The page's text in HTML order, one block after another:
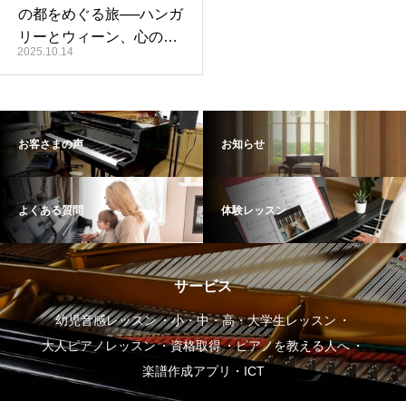
の都をめぐる旅──ハンガ
リーとウィーン、心のふ
るさとへ
2025.10.14
お客さまの声 お知らせ
よくある質問 体験レッスン
サービス
幼児音感レッスン
小・中・高・大学生レッスン
大人ピアノレッスン
資格取得
ピアノを教える人へ
楽譜作成アプリ・ICT